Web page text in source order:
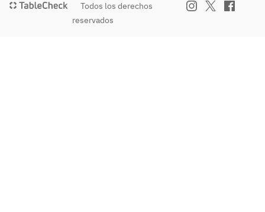
Todos los derechos
reservados